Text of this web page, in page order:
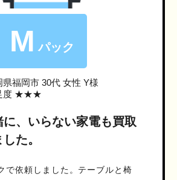
M パック
県福岡市 30代 女性 Y様
度 ★★★
に、いらない家電も買取
た。
で依頼しました。テーブルと椅